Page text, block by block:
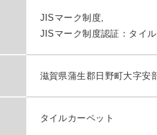
JISマーク制度,
JISマーク制度認証：タイ
滋賀県蒲生郡日野町大字安
タイルカーペット